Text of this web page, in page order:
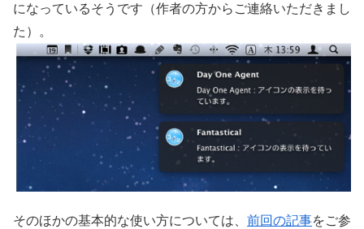
になっているそうです（作者の方からご連絡いただきまし
た）。
そのほかの基本的な使い方については、 前回の記事をご参